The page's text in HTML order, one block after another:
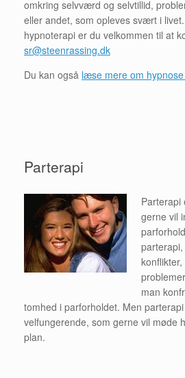
omkring selvværd og selvtillid,
eller andet, som opleves svært i
hypnoterapi er du velkommen til at
sr@steenrassing.dk
Du kan også læse mere om
Parterapi
Parterapi
gerne vil
man
tomhed i parforholdet. Men
velfungerende, som gerne vil møde
plan.